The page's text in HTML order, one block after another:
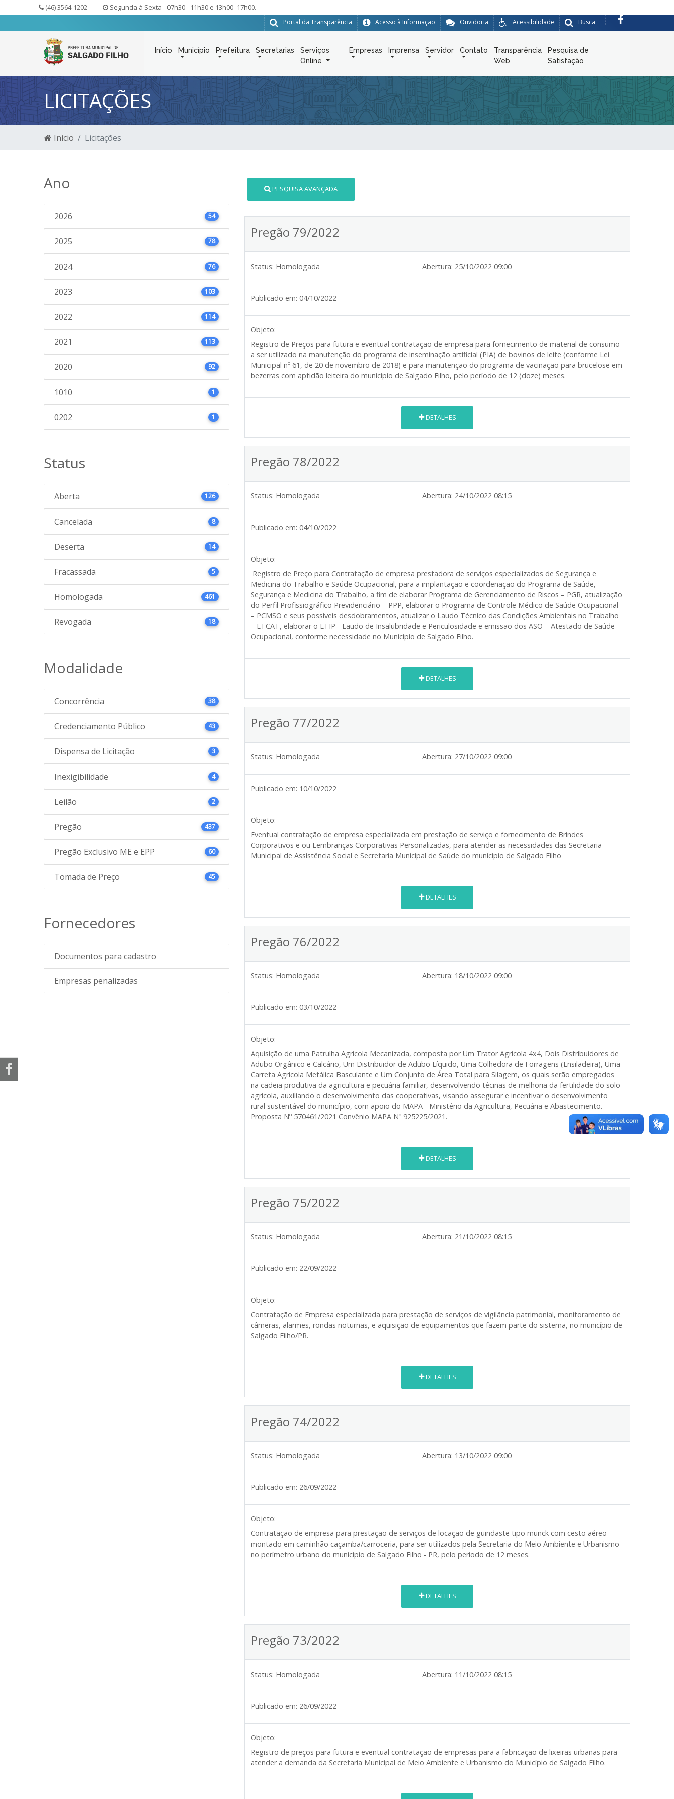
(46) 3564-1202 Segunda à Sexta - 07h30 - 11h30 e 13h00 -17h00.
Busca
Acessibilidade
Ouvidoria
Acesso à Informação
Portal da Transparência
Início Município Prefeitura Secretarias
Serviços
Online
Empresas Imprensa Servidor Contato
Transparência
Web
Pesquisa de
Satisfação
LICITAÇÕES
Início Licitações
Ano
2026 54
2025 78
2024 76
2023 103
2022 114
2021 113
2020 92
1010 1
0202 1
Status
Aberta 126
Cancelada 8
Deserta 14
Fracassada 5
Homologada 461
Revogada 18
Modalidade
Concorrência 38
Credenciamento Público 43
Dispensa de Licitação 3
Inexigibilidade 4
Leilão 2
Pregão 437
Pregão Exclusivo ME e EPP 60
Tomada de Preço 45
Fornecedores
Documentos para cadastro
Empresas penalizadas
PESQUISA AVANÇADA
Pregão 79/2022
Status: Homologada Abertura: 25/10/2022 09:00
Publicado em: 04/10/2022
Objeto:
Registro de Preços para futura e eventual contratação de empresa para fornecimento de material de consumo
a ser utilizado na manutenção do programa de inseminação artificial (PIA) de bovinos de leite (conforme Lei
Municipal nº 61, de 20 de novembro de 2018) e para manutenção do programa de vacinação para brucelose em
bezerras com aptidão leiteira do município de Salgado Filho, pelo período de 12 (doze) meses.
DETALHES
Pregão 78/2022
Status: Homologada Abertura: 24/10/2022 08:15
Publicado em: 04/10/2022
Objeto:
Registro de Preço para Contratação de empresa prestadora de serviços especializados de Segurança e
Medicina do Trabalho e Saúde Ocupacional, para a implantação e coordenação do Programa de Saúde,
Segurança e Medicina do Trabalho, a fim de elaborar Programa de Gerenciamento de Riscos – PGR, atualização
do Perfil Profissiográfico Previdenciário – PPP, elaborar o Programa de Controle Médico de Saúde Ocupacional
– PCMSO e seus possíveis desdobramentos, atualizar o Laudo Técnico das Condições Ambientais no Trabalho
– LTCAT, elaborar o LTIP - Laudo de Insalubridade e Periculosidade e emissão dos ASO – Atestado de Saúde
Ocupacional, conforme necessidade no Município de Salgado Filho.
DETALHES
Pregão 77/2022
Status: Homologada Abertura: 27/10/2022 09:00
Publicado em: 10/10/2022
Objeto:
Eventual contratação de empresa especializada em prestação de serviço e fornecimento de Brindes
Corporativos e ou Lembranças Corporativas Personalizadas, para atender as necessidades das Secretaria
Municipal de Assistência Social e Secretaria Municipal de Saúde do município de Salgado Filho
DETALHES
Pregão 76/2022
Status: Homologada Abertura: 18/10/2022 09:00
Publicado em: 03/10/2022
Objeto:
Aquisição de uma Patrulha Agrícola Mecanizada, composta por Um Trator Agrícola 4x4, Dois Distribuidores de
Adubo Orgânico e Calcário, Um Distribuidor de Adubo Líquido, Uma Colhedora de Forragens (Ensiladeira), Uma
Carreta Agrícola Metálica Basculante e Um Conjunto de Área Total para Silagem, os quais serão empregados
na cadeia produtiva da agricultura e pecuária familiar, desenvolvendo técinas de melhoria da fertilidade do solo
agrícola, auxiliando o desenvolvimento das cooperativas, visando assegurar e incentivar o desenvolvimento
rural sustentável do município, com apoio do MAPA - Ministério da Agricultura, Pecuária e Abastecimento.
Proposta Nº 570461/2021 Convênio MAPA Nº 925225/2021.
DETALHES
Pregão 75/2022
Status: Homologada Abertura: 21/10/2022 08:15
Publicado em: 22/09/2022
Objeto:
Contratação de Empresa especializada para prestação de serviços de vigilância patrimonial, monitoramento de
câmeras, alarmes, rondas noturnas, e aquisição de equipamentos que fazem parte do sistema, no município de
Salgado Filho/PR.
DETALHES
Pregão 74/2022
Status: Homologada Abertura: 13/10/2022 09:00
Publicado em: 26/09/2022
Objeto:
Contratação de empresa para prestação de serviços de locação de guindaste tipo munck com cesto aéreo
montado em caminhão caçamba/carroceria, para ser utilizados pela Secretaria do Meio Ambiente e Urbanismo
no perímetro urbano do município de Salgado Filho - PR, pelo período de 12 meses.
DETALHES
Pregão 73/2022
Status: Homologada Abertura: 11/10/2022 08:15
Publicado em: 26/09/2022
Objeto:
Registro de preços para futura e eventual contratação de empresas para a fabricação de lixeiras urbanas para
atender a demanda da Secretaria Municipal de Meio Ambiente e Urbanismo do Município de Salgado Filho.